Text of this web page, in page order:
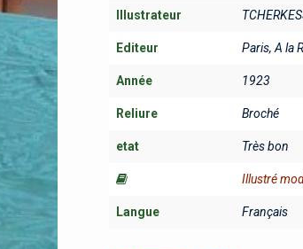
Illustrateur
Editeur Paris, A la
Année 1923
Reliure Broché
etat Très bon
Illustré
Langue Français